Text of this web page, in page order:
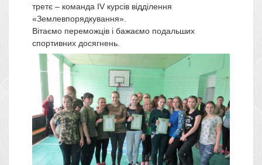
третє – команда ІV курсів відділення
«Землевпорядкування».
Вітаємо переможців і бажаємо подальших
спортивних досягнень.